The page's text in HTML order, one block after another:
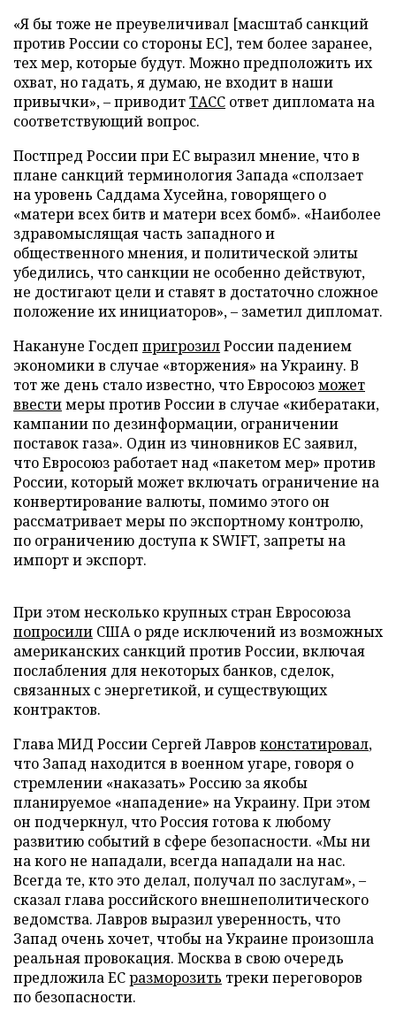
«Я бы тоже не преувеличивал [масштаб санкций
против России со стороны ЕС], тем более заранее,
тех мер, которые будут. Можно предположить их
охват, но гадать, я думаю, не входит в наши
привычки», – приводитТАСС ответ дипломата на
соответствующий вопрос.
Постпред России при ЕС выразил мнение, что в
плане санкций терминология Запада «сползает
на уровень Саддама Хусейна, говорящего о
«матери всех битв и матери всех бомб». «Наиболее
здравомыслящая часть западного и
общественного мнения, и политической элиты
убедились, что санкции не особенно действуют,
не достигают цели и ставят в достаточно сложное
положение их инициаторов», – заметил дипломат.
Накануне Госдеп пригрозилРоссии падением
экономики в случае «вторжения» на Украину. В
тот же день стало известно, что Евросоюзможет
ввестимеры против России в случае «кибератаки,
кампании по дезинформации, ограничении
поставок газа». Один из чиновников ЕС заявил,
что Евросоюз работает над «пакетом мер» против
России, который может включать ограничение на
конвертирование валюты, помимо этого он
рассматривает меры по экспортному контролю,
по ограничению доступа к SWIFT, запреты на
импорт и экспорт.
При этом несколько крупных стран Евросоюза
попросили США о ряде исключений из возможных
американских санкций против России, включая
послабления для некоторых банков, сделок,
связанных с энергетикой, и существующих
контрактов.
Глава МИД России Сергей Лавров констатировал,
что Запад находится в военном угаре, говоря о
стремлении «наказать» Россию за якобы
планируемое «нападение» на Украину. При этом
он подчеркнул, что Россия готова к любому
развитию событий в сфере безопасности. «Мы ни
на кого не нападали, всегда нападали на нас.
Всегда те, кто это делал, получал по заслугам», –
сказал глава российского внешнеполитического
ведомства. Лавров выразил уверенность, что
Запад очень хочет, чтобы на Украине произошла
реальная провокация. Москва в свою очередь
предложила ЕСразморозить треки переговоров
по безопасности.